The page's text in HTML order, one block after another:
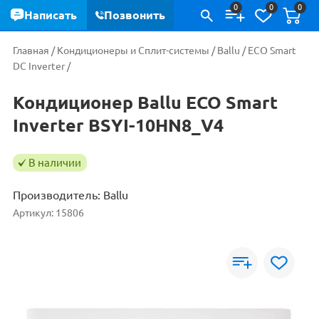
0 0 0
Главная /Кондиционеры и Сплит-системы /Ballu /ECO Smart
DC Inverter /
Кондиционер Ballu ECO Smart
Inverter BSYI-10HN8_V4
В наличии
Производитель: Ballu
Артикул: 15806
Написать Позвонить